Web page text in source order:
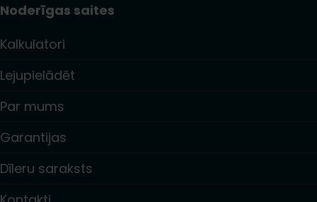
Noderīgas saites
Kalkulatori
Lejupielādēt
Par mums
Garantijas
Dīleru saraksts